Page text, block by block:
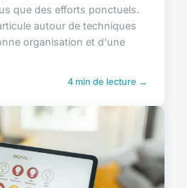
que des efforts ponctuels.
autour de techniques
organisation et d'une
4 min de lecture →